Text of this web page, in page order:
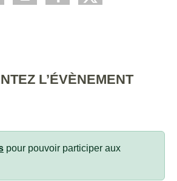
L’ÉVÈNEMENT
pour pouvoir participer aux